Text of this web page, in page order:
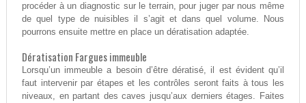
procéder à un diagnostic sur le terrain, pour juger par nous même
de quel type de nuisibles il s’agit et dans quel volume. Nous
pourrons ensuite mettre en place un dératisation adaptée.
Dératisation Fargues immeuble
Lorsqu’un immeuble a besoin d’être dératisé, il est évident qu’il
faut intervenir par étapes et les contrôles seront faits à tous les
niveaux, en partant des caves jusqu’aux derniers étages. Faites